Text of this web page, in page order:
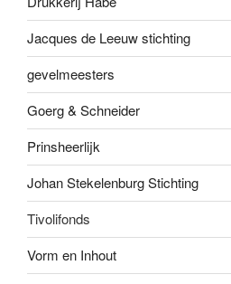
Jacques de Leeuw stichting
gevelmeesters
Goerg & Schneider
Prinsheerlijk
Johan Stekelenburg Stichting
Tivolifonds
Vorm en Inhout